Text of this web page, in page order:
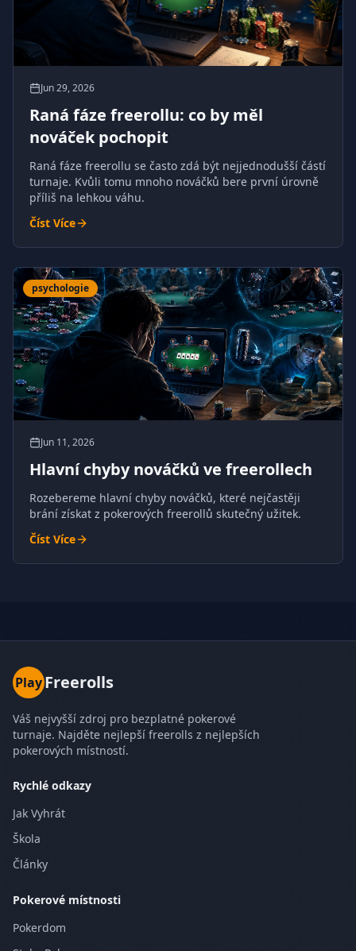
Jun 29, 2026
Raná fáze freerollu: co by měl
nováček pochopit
Raná fáze freerollu se často zdá být nejjednodušší částí
turnaje. Kvůli tomu mnoho nováčků bere první úrovně
příliš na lehkou váhu.
Číst Více
psychologie
Jun 11, 2026
Hlavní chyby nováčků ve freerollech
Rozebereme hlavní chyby nováčků, které nejčastěji
brání získat z pokerových freerollů skutečný užitek.
Číst Více
PlayFreerolls
Váš nejvyšší zdroj pro bezplatné pokerové
turnaje. Najděte nejlepší freerolls z nejlepších
pokerových místností.
Rychlé odkazy
Jak Vyhrát
Škola
Články
Pokerové místnosti
Pokerdom